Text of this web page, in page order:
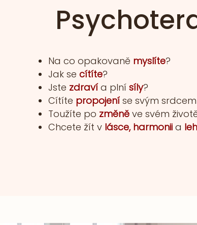
Na co opakovaně myslíte?
Jak se cítíte?
Jste zdraví a plní síly?
Cítíte propojení se svým
Toužíte po změně ve svém
Chcete žít v lásce, harmonii a